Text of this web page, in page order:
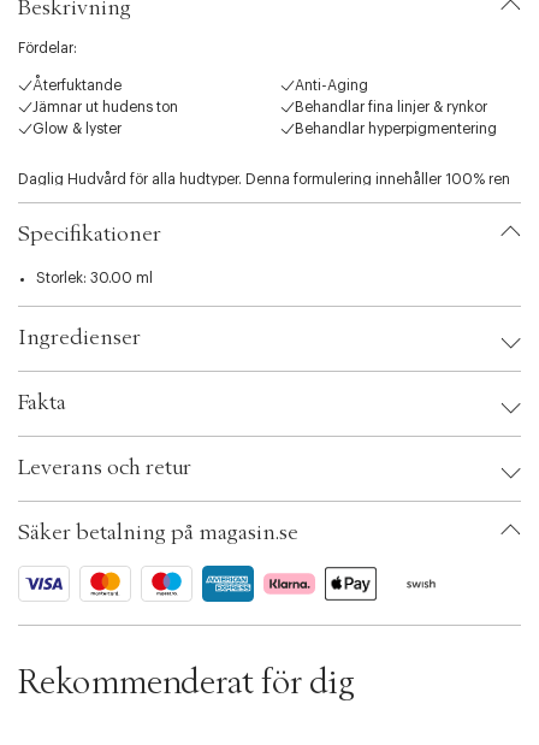
t
.
v
a
t
i
o
.
l
t
n
Beskrivning
Fördelar:
Återfuktande
Anti-Aging
Jämnar ut hudens ton
Behandlar fina linjer & rynkor
Glow & lyster
Behandlar hyperpigmentering
Daglig Hudvård för alla hudtyper. Denna formulering innehåller 100% ren
nyponfröolja, som är både kallpressad och organisk. Nyponfröolja är rik på
linolsyra, linolensyra och vitamin A, som alla bryts ner när
oljeutvinningsprocessen involverar värme. Mens kallpressad extraktion är
sig minska tecken på fotoskada och många andra tecken på åldrande.
100% vegan.
Specifikationer
Storlek: 30.00 ml
Ingredienser
Fakta
EAN: 769915195552
ID: ACKF19-0008
Leverans och retur
Säker betalning på magasin.se
Rekommenderat för dig